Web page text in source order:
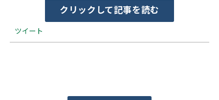
クリックして記事を読む
ツイート